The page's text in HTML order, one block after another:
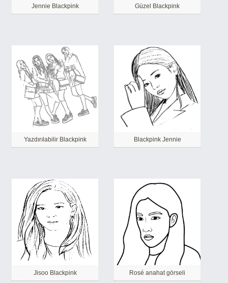
Jennie Blackpink Güzel Blackpink
Yazdırılabilir Blackpink Blackpink Jennie
Jisoo Blackpink Rosé anahat görseli